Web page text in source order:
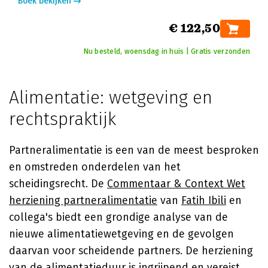
€ 122,50
Nu besteld, woensdag in huis | Gratis verzonden
Alimentatie: wetgeving en
rechtspraktijk
Partneralimentatie is een van de meest besproken
en omstreden onderdelen van het
scheidingsrecht. De Commentaar & Context Wet
herziening partneralimentatie van Fatih Ibili en
collega's biedt een grondige analyse van de
nieuwe alimentatiewetgeving en de gevolgen
daarvan voor scheidende partners. De herziening